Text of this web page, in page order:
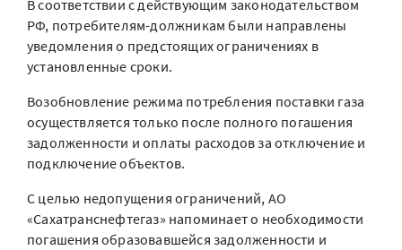
В соответствии с действующим законодательством
РФ, потребителям-должникам были направлены
уведомления о предстоящих ограничениях в
установленные сроки.
Возобновление режима потребления поставки газа
осуществляется только после полного погашения
задолженности и оплаты расходов за отключение и
подключение объектов.
С целью недопущения ограничений, АО
«Сахатранснефтегаз» напоминает о необходимости
погашения образовавшейся задолженности и